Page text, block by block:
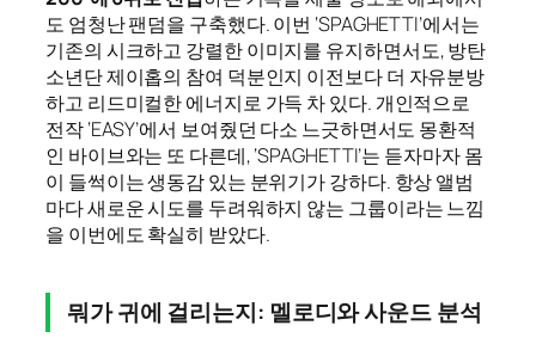
도 엄청난 팬덤을 구축했다. 이번 ‘SPAGHETTI’에서는
기존의 시크하고 강렬한 이미지를 유지하면서도, 방탄
소년단 제이홉의 참여 덕분인지 이전보다 더 자유분방
하고 리드미컬한 에너지로 가득 차 있다. 개인적으로
전작 ‘EASY’에서 보여줬던 다소 느긋하면서도 몽환적
인 바이브와는 또 다른데, ‘SPAGHETTI’는 듣자마자 몸
이 들썩이는 생동감 있는 분위기가 강하다. 항상 앨범
마다 새로운 시도를 두려워하지 않는 그룹이라는 느낌
을 이번에도 확실히 받았다.
뭐가 귀에 걸리는지: 멜로디와 사운드 분석